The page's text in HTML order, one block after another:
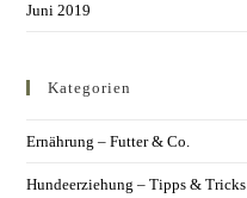
Juni 2019
Kategorien
Ernährung – Futter & Co.
Hundeerziehung – Tipps & Tricks